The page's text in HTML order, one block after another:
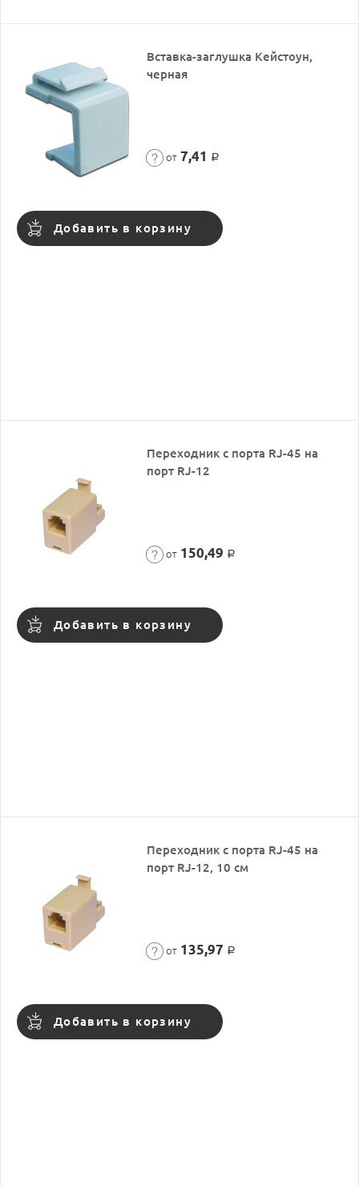
Вставка-заглушка Кейстоун,
черная
от 7,41 Р
Добавить в корзину
Переходник с порта RJ-45 на
порт RJ-12
от 150,49 Р
Добавить в корзину
Переходник с порта RJ-45 на
порт RJ-12, 10 см
от 135,97 Р
Добавить в корзину